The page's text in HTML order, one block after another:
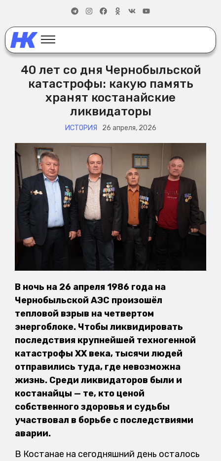
40 лет со дня Чернобыльской
катастрофы: какую память
хранят костанайские
ликвидаторы
ИСТОРИЯ 26 апреля, 2026
В ночь на 26 апреля 1986 года на
Чернобыльской АЭС произошёл
тепловой взрыв на четвертом
энергоблоке. Чтобы ликвидировать
последствия крупнейшей техногенной
катастрофы ХХ века, тысячи людей
отправились туда, где невозможна
жизнь. Среди ликвидаторов были и
костанайцы — те, кто ценой
собственного здоровья и судьбы
участвовал в борьбе с последствиями
аварии.
В Костанае на сегодняшний день осталось